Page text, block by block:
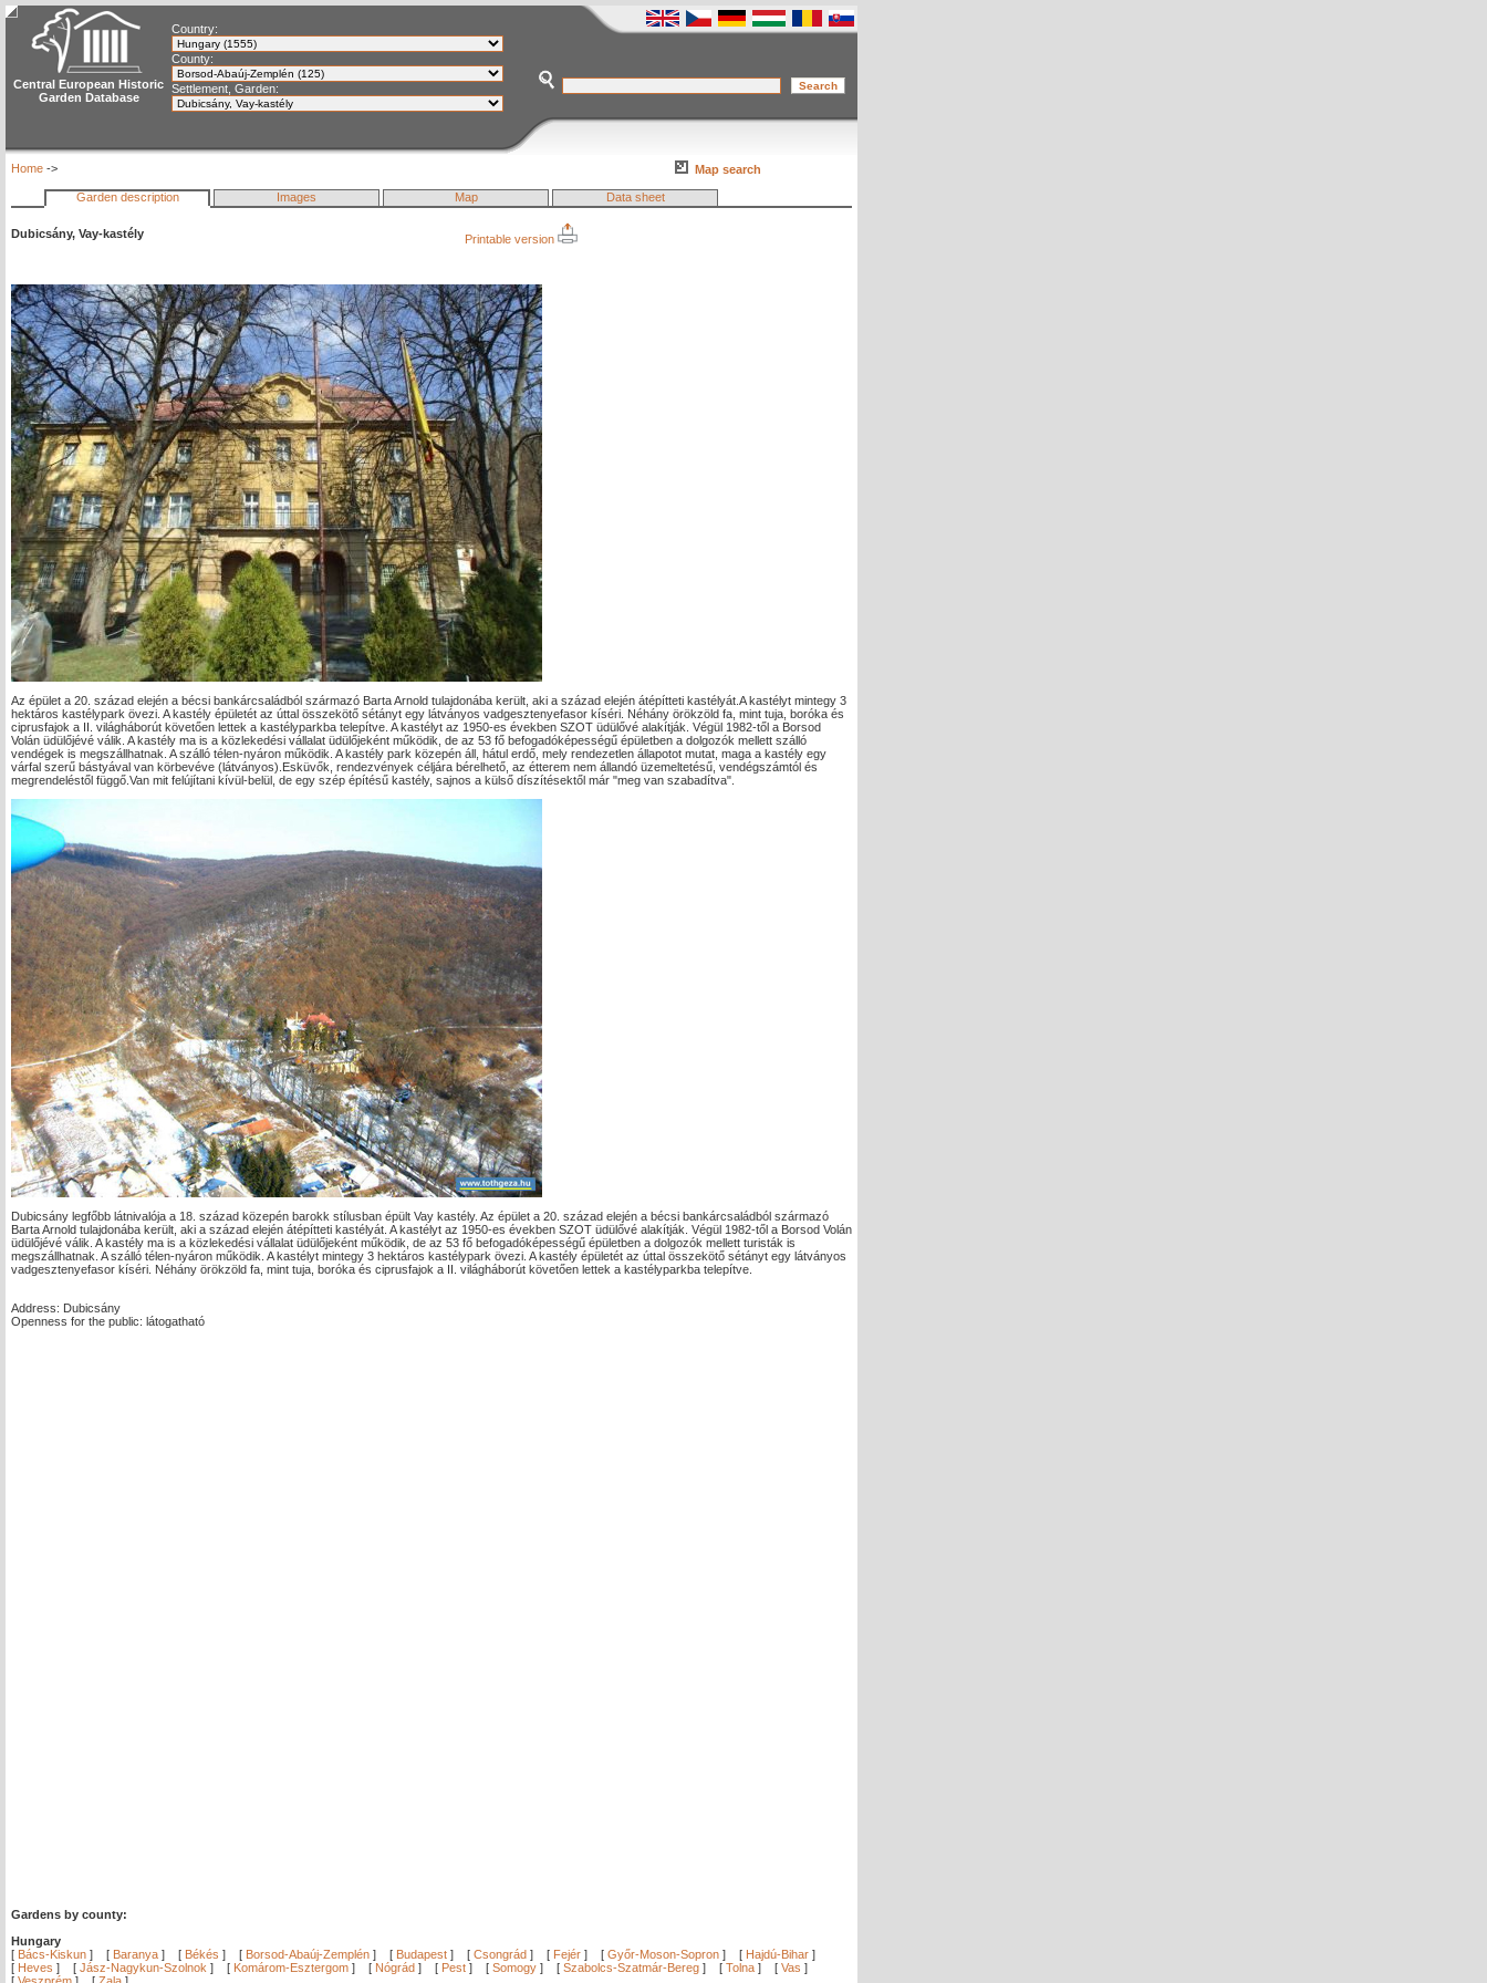
Central European Historic
Garden Database
Country:
County:
Settlement, Garden:
Home -> Map search
Garden description Images Map Data sheet
Dubicsány, Vay-kastély Printable version
Az épület a 20. század elején a bécsi bankárcsaládból származó Barta Arnold tulajdonába került, aki a század elején átépítteti kastélyát.A kastélyt mintegy 3
hektáros kastélypark övezi. A kastély épületét az úttal összekötő sétányt egy látványos vadgesztenyefasor kíséri. Néhány örökzöld fa, mint tuja, boróka és
ciprusfajok a II. világháborút követően lettek a kastélyparkba telepítve. A kastélyt az 1950-es években SZOT üdülővé alakítják. Végül 1982-től a Borsod
Volán üdülőjévé válik. A kastély ma is a közlekedési vállalat üdülőjeként működik, de az 53 fő befogadóképességű épületben a dolgozók mellett szálló
vendégek is megszállhatnak. A szálló télen-nyáron működik. A kastély park közepén áll, hátul erdő, mely rendezetlen állapotot mutat, maga a kastély egy
várfal szerű bástyával van körbevéve (látványos).Esküvők, rendezvények céljára bérelhető, az étterem nem állandó üzemeltetésű, vendégszámtól és
megrendeléstől függő.Van mit felújítani kívül-belül, de egy szép építésű kastély, sajnos a külső díszítésektől már "meg van szabadítva".
Dubicsány legfőbb látnivalója a 18. század közepén barokk stílusban épült Vay kastély. Az épület a 20. század elején a bécsi bankárcsaládból származó
Barta Arnold tulajdonába került, aki a század elején átépítteti kastélyát. A kastélyt az 1950-es években SZOT üdülővé alakítják. Végül 1982-től a Borsod Volán
üdülőjévé válik. A kastély ma is a közlekedési vállalat üdülőjeként működik, de az 53 fő befogadóképességű épületben a dolgozók mellett turisták is
megszállhatnak. A szálló télen-nyáron működik. A kastélyt mintegy 3 hektáros kastélypark övezi. A kastély épületét az úttal összekötő sétányt egy látványos
vadgesztenyefasor kíséri. Néhány örökzöld fa, mint tuja, boróka és ciprusfajok a II. világháborút követően lettek a kastélyparkba telepítve.
Address: Dubicsány
Openness for the public: látogatható
Gardens by county:
Hungary
[ Bács-Kiskun ] [ Baranya ] [ Békés ] [ Borsod-Abaúj-Zemplén ] [ Budapest ] [ Csongrád ] [ Fejér ] [ Győr-Moson-Sopron ] [ Hajdú-Bihar ]
[ Heves ] [ Jász-Nagykun-Szolnok ] [ Komárom-Esztergom ] [ Nógrád ] [ Pest ] [ Somogy ] [ Szabolcs-Szatmár-Bereg ] [ Tolna ] [ Vas ]